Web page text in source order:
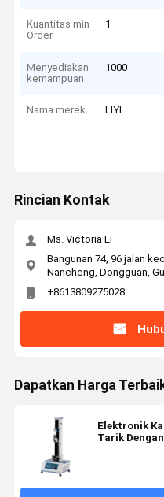
Kuantitas min
Order
1
Menyediakan
kemampuan
1000
Nama merek LIYI
Rincian Kontak
Ms. Victoria Li
Bangunan 74, 96 jalan
Nancheng, Dongguan,
+8613809275028
Dapatkan Harga
Elektronik
Tarik